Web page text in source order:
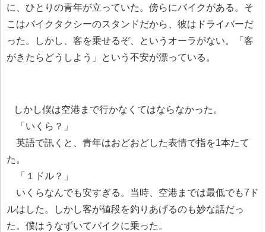
に、ひとりの青年が立っていた。傍らにバイクがある。そ
こはバイクタクシーのスタンドだから、彼はドライバーだ
った。しかし、客を乗せるぞ、というオーラがない。「客
がきたらどうしよう」という不安が漂っている。
しかし僕は空港まで行かなくてはならなかった。
「いくら？」
英語で訊くと、青年はおどおどした表情で指を1本たて
た。
「１ドル？」
いくらなんでも安すぎる。当時、空港までは最低でも7ド
ルはした。しかし客が値段を釣りあげるのも妙な話だっ
た。僕はうなずいてバイクに乗った。